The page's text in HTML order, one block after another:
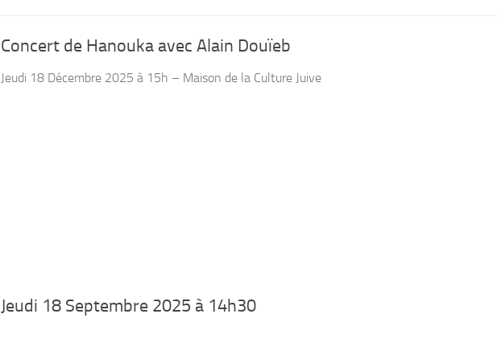
Concert de Hanouka avec Alain Douïeb
Jeudi 18 Décembre 2025 à 15h – Maison de la Culture Juive
Jeudi 18 Septembre 2025 à 14h30